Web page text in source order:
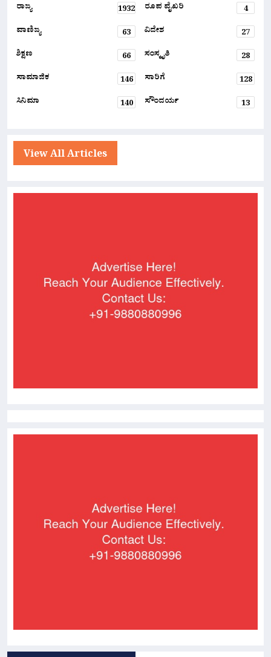
ರಾಜ್ಯ
1932 ರೂಪ ವೈಖರಿ
4
ವಾಣಿಜ್ಯ
63 ವಿದೇಶ
27
ಶಿಕ್ಷಣ
66 ಸಂಸ್ಕೃತಿ
28
ಸಾಮಾಜಿಕ
146 ಸಾರಿಗೆ
128
ಸಿನಿಮಾ
140 ಸೌಂದರ್ಯ 13
View All Articles